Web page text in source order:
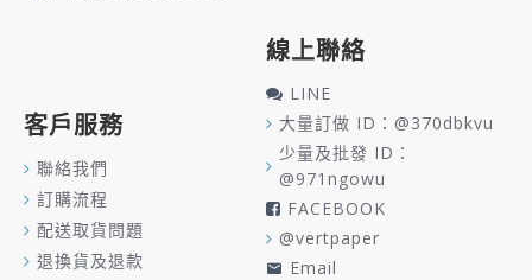
客戶服務
聯絡我們
訂購流程
配送取貨問題
退換貨及退款
線上聯絡
LINE
大量訂做 ID：@370dbkvu
少量及批發 ID：
@971ngowu
FACEBOOK
@vertpaper
Email